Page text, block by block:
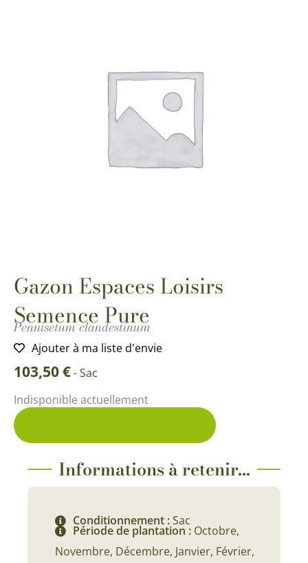
Gazon Espaces Loisirs
Semence Pure
Pennisetum clandestinum
Ajouter à ma liste d'envie
103,50€-Sac
Indisponible actuellement
Informations à retenir...
Conditionnement :Sac
Période de plantation : Octobre,
Novembre, Décembre, Janvier, Février,